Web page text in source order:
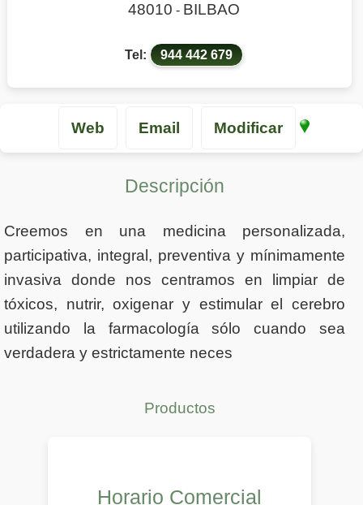
48010 - BILBAO
Tel: 944 442 679
Web Email Modificar
Descripción
Creemos en una medicina personalizada,
participativa, integral, preventiva y mínimamente
invasiva donde nos centramos en limpiar de
tóxicos, nutrir, oxigenar y estimular el cerebro
utilizando la farmacología sólo cuando sea
verdadera y estrictamente neces
Productos
Horario Comercial